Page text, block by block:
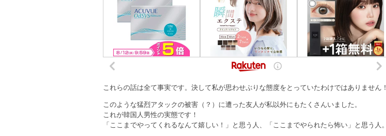
これらの話は全て事実です。決して私が思わせぶりな態度をとっていたわけではありません！
このような猛烈アタックの被害（？）に遭った友人が私以外にもたくさんいました。
これが韓国人男性の実態です！
「ここまでやってくれるなんて嬉しい！」と思う人、「ここまでやられたら怖い」と思う人。